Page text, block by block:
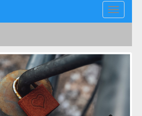
القائمة